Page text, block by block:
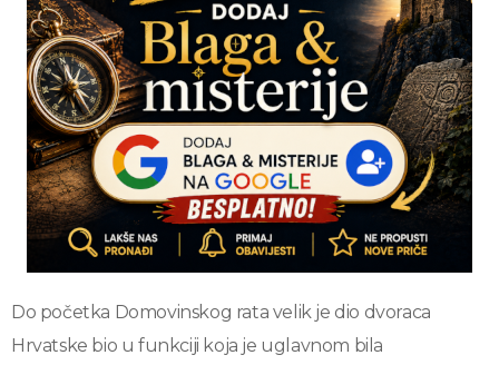
Do početka Domovinskog rata velik je dio dvoraca
Hrvatske bio u funkciji koja je uglavnom bila